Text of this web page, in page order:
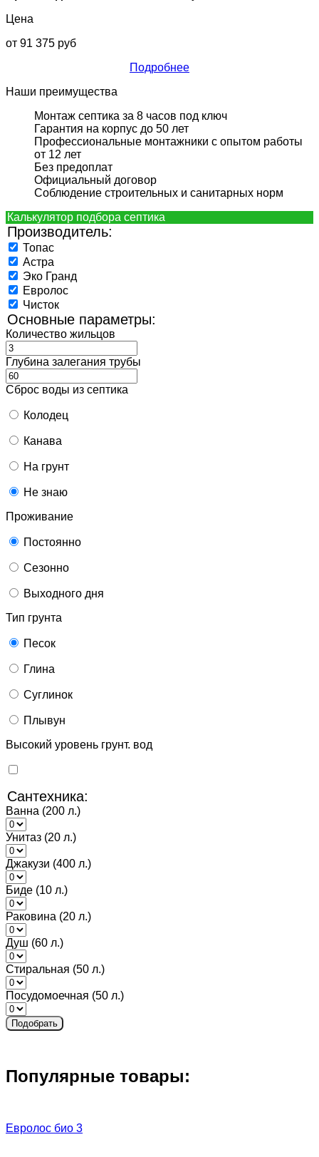
Цена
от 91 375 руб
Подробнее
Наши преимущества
Монтаж септика за 8 часов под ключ
Гарантия на корпус до 50 лет
Профессиональные монтажники с опытом работы
от 12 лет
Без предоплат
Официальный договор
Соблюдение строительных и санитарных норм
Калькулятор подбора септика
Производитель:
Топас
Астра
Эко Гранд
Евролос
Чисток
Основные параметры:
Количество жильцов
Глубина залегания трубы
Сброс воды из септика
Колодец
Канава
На грунт
Не знаю
Проживание
Постоянно
Сезонно
Выходного дня
Тип грунта
Песок
Глина
Суглинок
Плывун
Высокий уровень грунт. вод
Сантехника:
Ванна (200 л.)
Унитаз (20 л.)
Джакузи (400 л.)
Биде (10 л.)
Раковина (20 л.)
Душ (60 л.)
Стиральная (50 л.)
Посудомоечная (50 л.)
Подобрать
Популярные товары:
Евролос био 3